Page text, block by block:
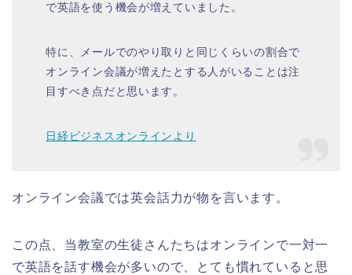
で英語を使う機会が増えていました。
特に、メールでのやり取りと同じくらいの割合で
オンライン会議が増えたとする人がいることは注
目すべき点だと思います。
日経ビジネスオンラインより
オンライン会議では英会話力が物を言います。
この点、当教室の生徒さんたちはオンラインで一対一
で英語を話す機会が多いので、とても慣れていると思